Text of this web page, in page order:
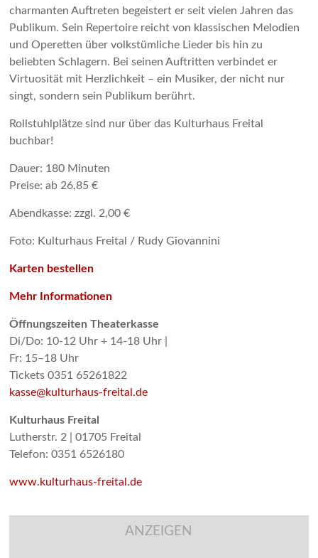
charmanten Auftreten begeistert er seit vielen Jahren das
Publikum. Sein Repertoire reicht von klassischen Melodien
und Operetten über volkstümliche Lieder bis hin zu
beliebten Schlagern. Bei seinen Auftritten verbindet er
Virtuosität mit Herzlichkeit – ein Musiker, der nicht nur
singt, sondern sein Publikum berührt.
Rollstuhlplätze sind nur über das Kulturhaus Freital
buchbar!
Dauer: 180 Minuten
Preise: ab 26,85 €
Abendkasse: zzgl. 2,00 €
Foto: Kulturhaus Freital / Rudy Giovannini
Karten bestellen
Mehr Informationen
Öffnungszeiten Theaterkasse
Di/Do: 10-12 Uhr + 14-18 Uhr |
Fr: 15–18 Uhr
Tickets 0351 65261822
kasse@kulturhaus-freital.de
Kulturhaus Freital
Lutherstr. 2 | 01705 Freital
Telefon: 0351 6526180
www.kulturhaus-freital.de
ANZEIGEN